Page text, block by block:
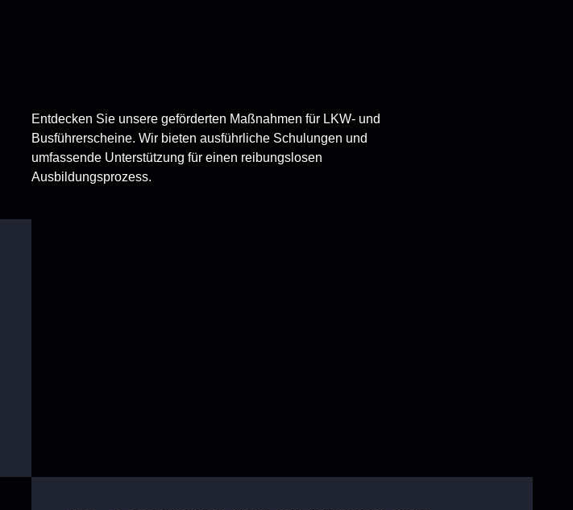
Entdecken Sie unsere geförderten Maßnahmen für LKW- und
Busführerscheine. Wir bieten ausführliche Schulungen und
umfassende Unterstützung für einen reibungslosen
Ausbildungsprozess.